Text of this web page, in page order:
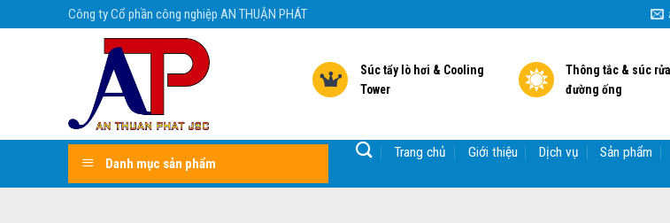
Công ty Cổ phần công nghiệp AN THUẬN PHÁT
Súc tẩy lò hơi & Cooling
Tower
Thông tắc & súc rửa
đường ống
Danh mục sản phẩm
Trang chủ Giới thiệu Dịch vụ Sản phẩm